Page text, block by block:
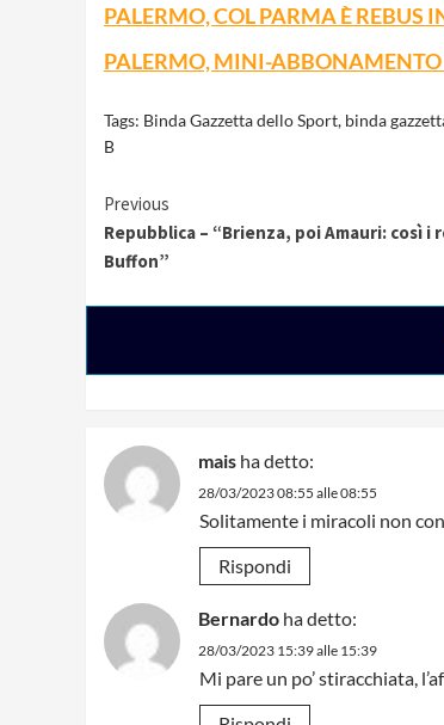
PALERMO, COL PARMA È REBUS
PALERMO, MINI-ABBONAMENTO
Tags: Binda Gazzetta dello Sport, binda
B
Continue
Reading
Previous
Repubblica – “Brienza, poi Amauri: così i
Buffon”
mais ha detto:
28/03/2023 08:55 alle 08:55
Solitamente i miracoli non
Rispondi
Bernardo ha detto:
28/03/2023 15:39 alle 15:39
Mi pare un po’ stiracchiata,